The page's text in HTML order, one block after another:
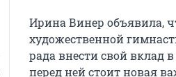
Ирина Винер объявила,
художественной
рада внести свой вклад в
перед ней стоит новая